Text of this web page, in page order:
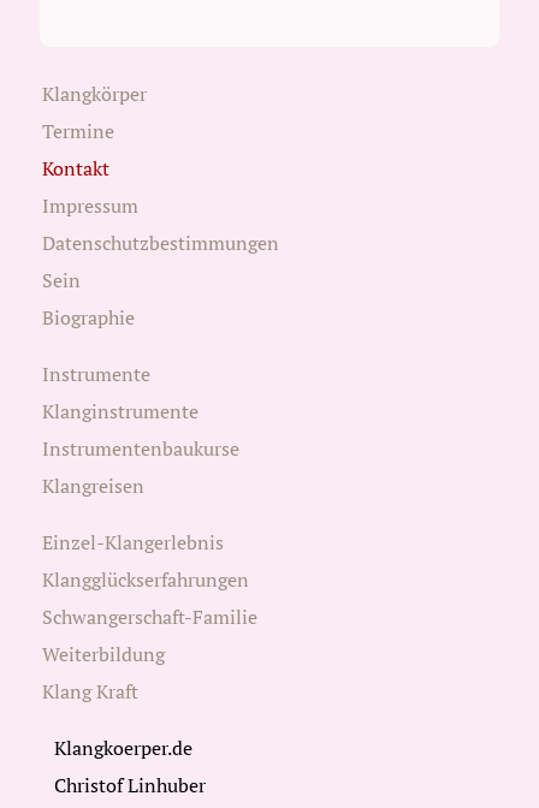
Klangkörper
Termine
Kontakt
Impressum
Datenschutzbestimmungen
Sein
Biographie
Instrumente
Klanginstrumente
Instrumentenbaukurse
Klangreisen
Einzel-Klangerlebnis
Klangglückserfahrungen
Schwangerschaft-Familie
Weiterbildung
Klang Kraft
Klangkoerper.de
Christof Linhuber